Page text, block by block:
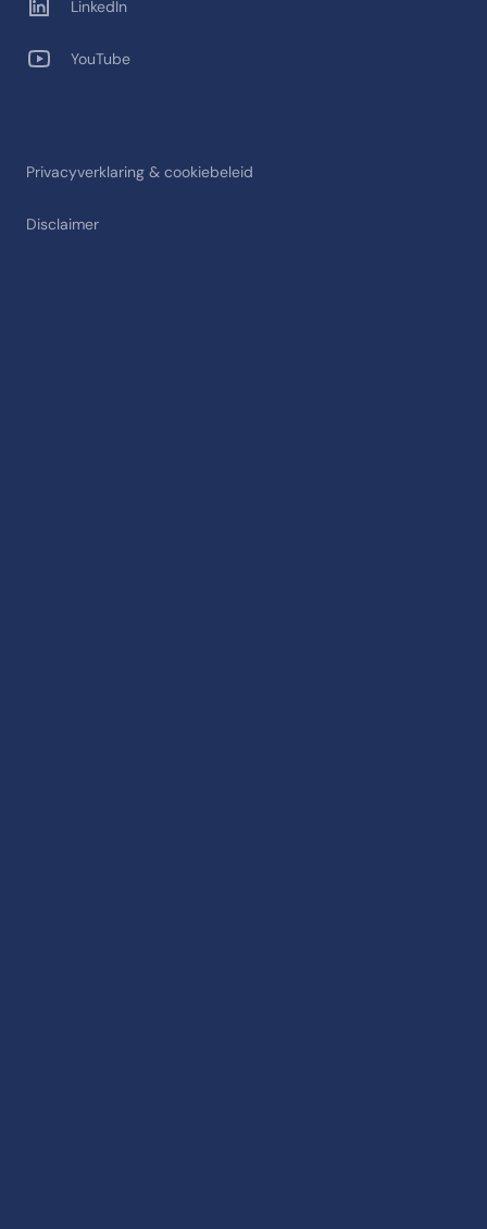
Privacyverklaring & cookiebeleid
Disclaimer
LinkedIn
YouTube